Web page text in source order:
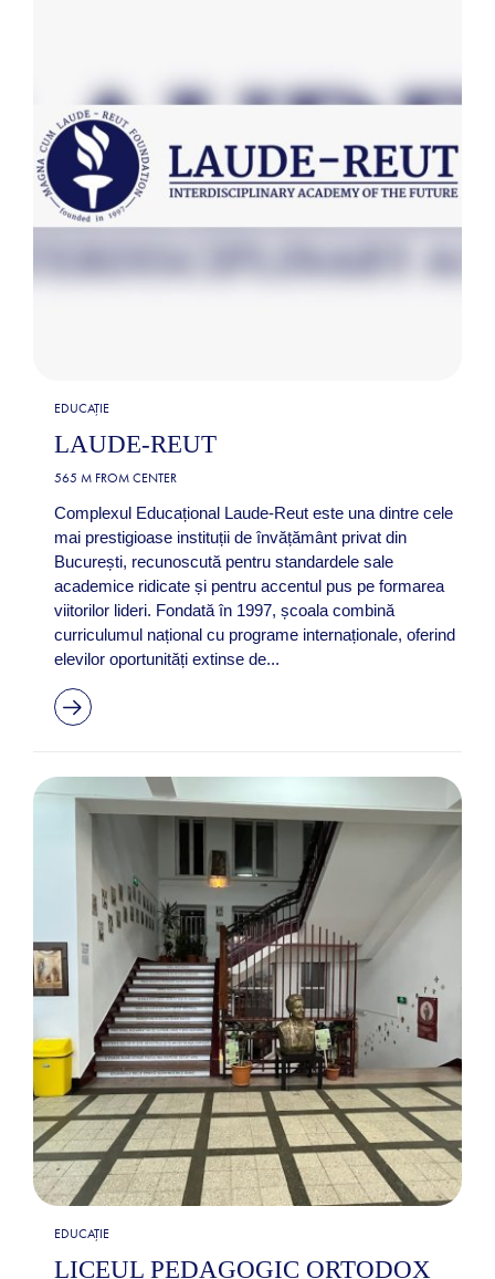
EDUCAȚIE
LAUDE-REUT
565 M FROM CENTER
Complexul Educațional Laude-Reut este una dintre cele
mai prestigioase instituții de învățământ privat din
București, recunoscută pentru standardele sale
academice ridicate și pentru accentul pus pe formarea
viitorilor lideri. Fondată în 1997, școala combină
curriculumul național cu programe internaționale, oferind
elevilor oportunități extinse de...
EDUCAȚIE
LICEUL PEDAGOGIC ORTODOX